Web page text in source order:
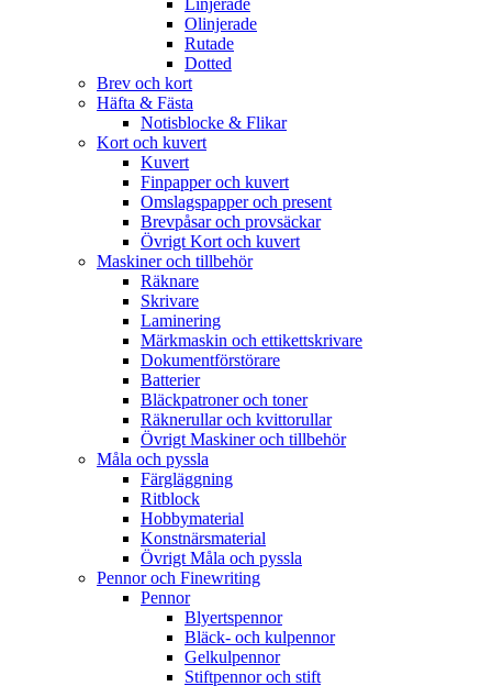
Linjerade
Olinjerade
Rutade
Dotted
Brev och kort
Häfta & Fästa
Notisblocke & Flikar
Kort och kuvert
Kuvert
Finpapper och kuvert
Omslagspapper och present
Brevpåsar och provsäckar
Övrigt Kort och kuvert
Maskiner och tillbehör
Räknare
Skrivare
Laminering
Märkmaskin och ettikettskrivare
Dokumentförstörare
Batterier
Bläckpatroner och toner
Räknerullar och kvittorullar
Övrigt Maskiner och tillbehör
Måla och pyssla
Färgläggning
Ritblock
Hobbymaterial
Konstnärsmaterial
Övrigt Måla och pyssla
Pennor och Finewriting
Pennor
Blyertspennor
Bläck- och kulpennor
Gelkulpennor
Stiftpennor och stift